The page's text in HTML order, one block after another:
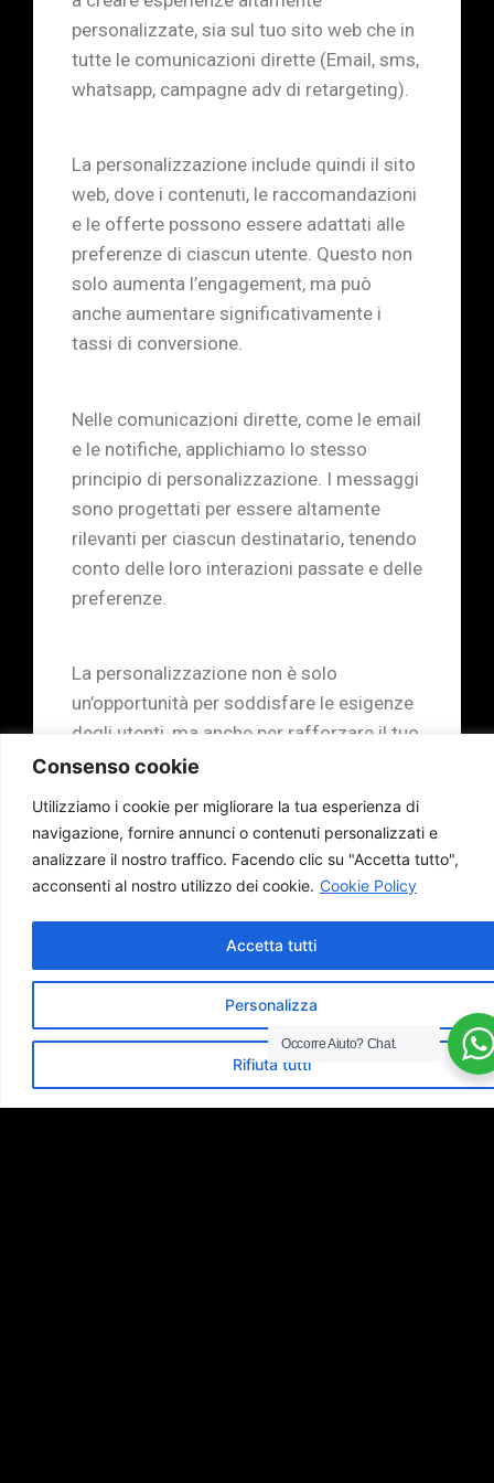
Consenso cookie
Utilizziamo i cookie per migliorare la tua esperienza di
navigazione, fornire annunci o contenuti personalizzati e
analizzare il nostro traffico. Facendo clic su "Accetta tutto",
acconsenti al nostro utilizzo dei cookie. Cookie Policy
Personalizza
Rifiuta tutti
Accetta tutti
personalizzate, sia sul tuo sito web che in
tutte le comunicazioni dirette (Email, sms,
whatsapp, campagne adv di retargeting).
La personalizzazione include quindi il sito
web, dove i contenuti, le raccomandazioni
e le offerte possono essere adattati alle
preferenze di ciascun utente. Questo non
solo aumenta l’engagement, ma può
anche aumentare significativamente i
tassi di conversione.
Nelle comunicazioni dirette, come le email
e le notifiche, applichiamo lo stesso
principio di personalizzazione. I messaggi
sono progettati per essere altamente
rilevanti per ciascun destinatario, tenendo
conto delle loro interazioni passate e delle
preferenze.
La personalizzazione non è solo
un’opportunità per soddisfare le esigenze
degli utenti, ma anche per rafforzare il tuo
brand come attento alle esigenze
a implementare la personalizzazione in
tutte le interazioni digitali, aumentando il
coinvolgimento e la fedeltà dei clienti.
Occorre Aiuto?Chat.